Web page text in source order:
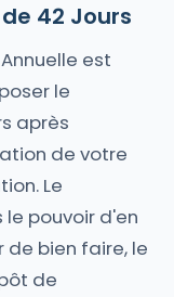
de 42 Jours
est
le
après
de votre
Le
pouvoir d'en
de bien faire, le
de